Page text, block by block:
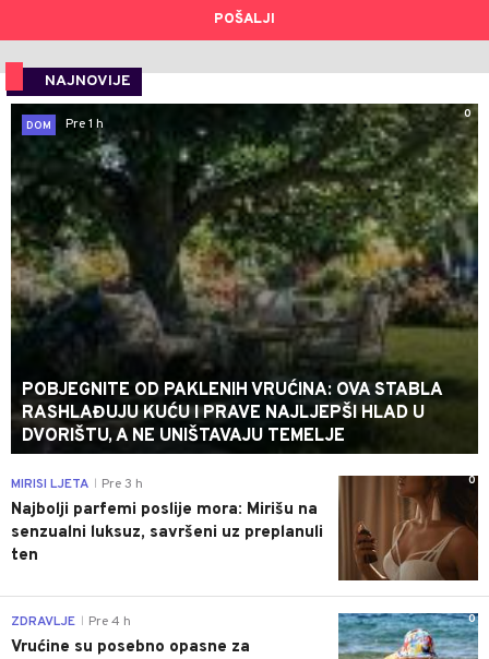
POŠALJI
NAJNOVIJE
0
DOM
Pre 1 h
POBJEGNITE OD PAKLENIH VRUĆINA: OVA STABLA
RASHLAĐUJU KUĆU I PRAVE NAJLJEPŠI HLAD U
DVORIŠTU, A NE UNIŠTAVAJU TEMELJE
0
MIRISI LJETA Pre 3 h
Najbolji parfemi poslije mora: Mirišu na
senzualni luksuz, savršeni uz preplanuli
ten
0
ZDRAVLJE Pre 4 h
Vrućine su posebno opasne za